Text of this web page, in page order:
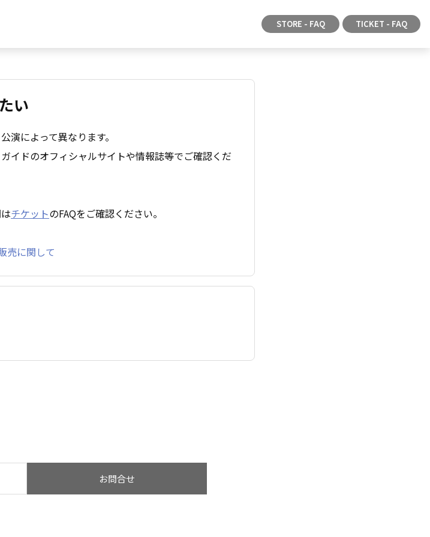
STORE - FAQ TICKET - FAQ
い
演によって異なります。
イドのオフィシャルサイトや情報誌等でご確認くだ
チケットのFAQをご確認ください。
売に関して
お問合せ